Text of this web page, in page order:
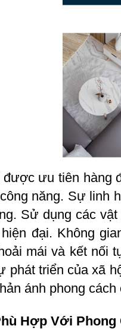
ưu tiên hàng
năng. Sự linh
Sử dụng các
đại. Không
mái và kết nối
phát triển của xã
ánh phong
Hợp Với